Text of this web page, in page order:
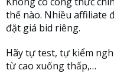
thế nào. Nhiều affiliate
đặt giá bid riêng.
Hãy tự test, tự kiểm
từ cao xuống thấp,…